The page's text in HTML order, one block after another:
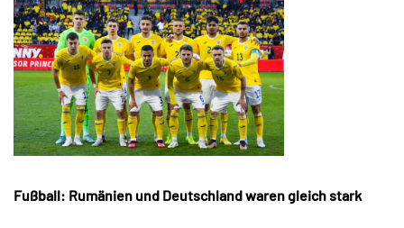
Fußball: Rumänien und Deutschland waren gleich stark